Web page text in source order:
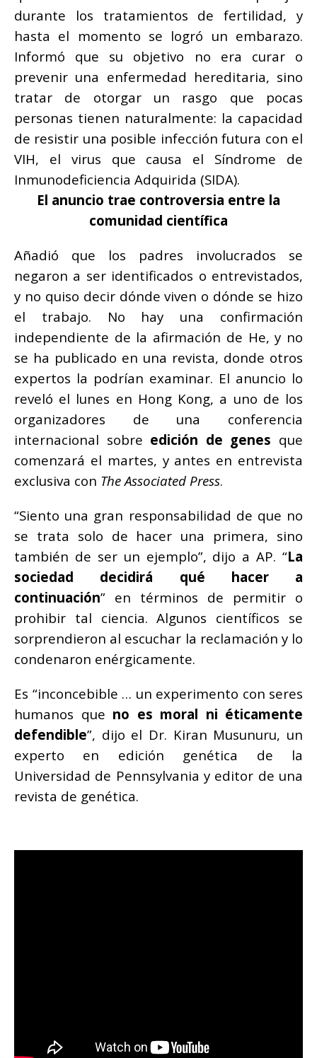
durante los tratamientos de fertilidad, y
hasta el momento se logró un embarazo.
Informó que su objetivo no era curar o
prevenir una enfermedad hereditaria, sino
tratar de otorgar un rasgo que pocas
personas tienen naturalmente: la capacidad
de resistir una posible infección futura con el
VIH, el virus que causa el Síndrome de
Inmunodeficiencia Adquirida (SIDA).
El anuncio trae controversia entre la
comunidad científica
Añadió que los padres involucrados se
negaron a ser identificados o entrevistados,
y no quiso decir dónde viven o dónde se hizo
el trabajo. No hay una confirmación
independiente de la afirmación de He, y no
se ha publicado en una revista, donde otros
expertos la podrían examinar. El anuncio lo
reveló el lunes en Hong Kong, a uno de los
organizadores de una conferencia
internacional sobre edición de genes que
comenzará el martes, y antes en entrevista
exclusiva con The Associated Press.
“Siento una gran responsabilidad de que no
se trata solo de hacer una primera, sino
también de ser un ejemplo”, dijo a AP. “La
sociedad decidirá qué hacer a
continuación” en términos de permitir o
prohibir tal ciencia. Algunos científicos se
sorprendieron al escuchar la reclamación y lo
condenaron enérgicamente.
Es “inconcebible … un experimento con seres
humanos que no es moral ni éticamente
defendible”, dijo el Dr. Kiran Musunuru, un
experto en edición genética de la
Universidad de Pennsylvania y editor de una
revista de genética.